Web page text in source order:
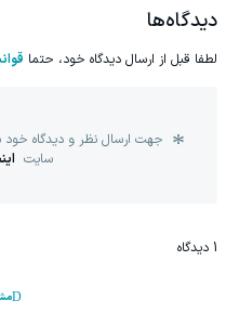
دیدگاه‌ها
لطفا قبل از ارسال دیدگاه خود، حتما
جهت ارسال نظر و دیدگاه خود
سایت
1 دیدگاه